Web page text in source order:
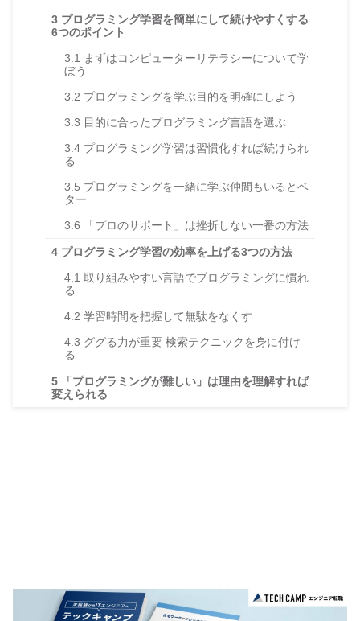
3 プログラミング学習を簡単にして続けやすくする
6つのポイント
3.1
まずはコンピューターリテラシーについて学
ぼう
3.2 プログラミングを学ぶ目的を明確にしよう
3.3 目的に合ったプログラミング言語を選ぶ
3.4 プログラミング学習は習慣化すれば続けられ
る
3.5 プログラミングを一緒に学ぶ仲間もいるとベ
ター
3.6 「プロのサポート」は挫折しない一番の方法
4 プログラミング学習の効率を上げる3つの方法
4.1 取り組みやすい言語でプログラミングに慣れ
る
4.2 学習時間を把握して無駄をなくす
4.3 ググる力が重要 検索テクニックを身に付け
る
5 「プログラミングが難しい」は理由を理解すれば
変えられる